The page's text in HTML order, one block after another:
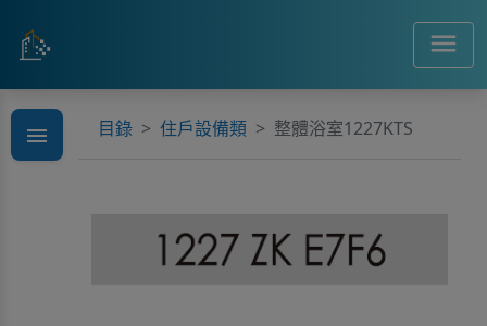
menu
menu 目錄 住戶設備類 整體浴室1227KTS